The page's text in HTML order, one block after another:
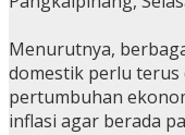
Menurutnya,
domestik perlu
pertumbuhan
inflasi agar berada